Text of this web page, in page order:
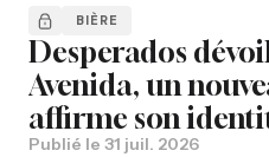
BIÈRE
Desperados
Avenida, un
affirme son
Publié le 31 juil. 2026